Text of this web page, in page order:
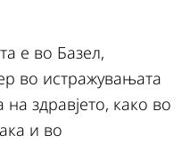
е во Базел,
во истражувањата
здравјето, како во
и во